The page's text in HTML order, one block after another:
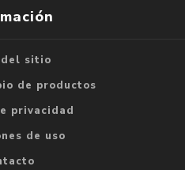
del sitio
de productos
privacidad
de uso